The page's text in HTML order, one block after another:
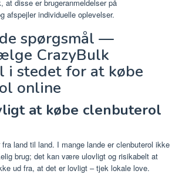
at disse er brugeranmeldelser på
afspejler individuelle oplevelser.
spørgsmål —
CrazyBulk
i stedet for at købe
online
at købe clenbuterol
land til land. I mange lande er clenbuterol ikke
brug; det kan være ulovligt og risikabelt at
ud fra, at det er lovligt – tjek lokale love.